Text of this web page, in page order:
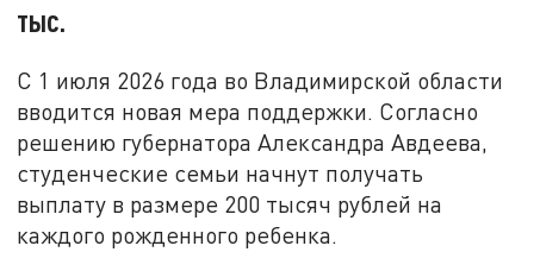
тыс.
С 1 июля 2026 года во Владимирской области
вводится новая мера поддержки. Согласно
решению губернатора Александра Авдеева,
студенческие семьи начнут получать
выплату в размере 200 тысяч рублей на
каждого рожденного ребенка.